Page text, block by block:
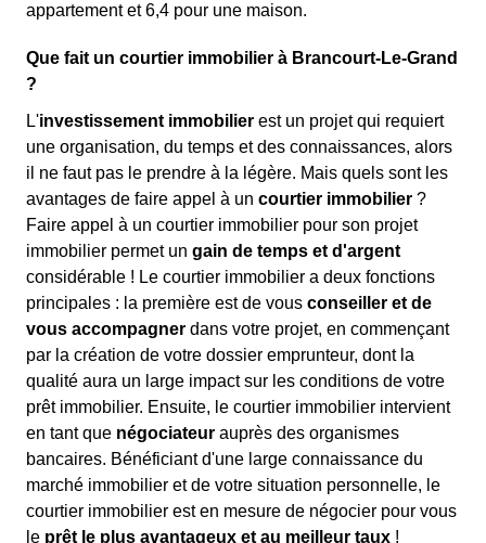
appartement et 6,4 pour une maison.
Que fait un courtier immobilier à Brancourt-Le-Grand
?
L'investissement immobilier est un projet qui requiert
une organisation, du temps et des connaissances, alors
il ne faut pas le prendre à la légère. Mais quels sont les
avantages de faire appel à un courtier immobilier ?
Faire appel à un courtier immobilier pour son projet
immobilier permet un gain de temps et d'argent
considérable ! Le courtier immobilier a deux fonctions
principales : la première est de vous conseiller et de
vous accompagner dans votre projet, en commençant
par la création de votre dossier emprunteur, dont la
qualité aura un large impact sur les conditions de votre
prêt immobilier. Ensuite, le courtier immobilier intervient
en tant que négociateur auprès des organismes
bancaires. Bénéficiant d'une large connaissance du
marché immobilier et de votre situation personnelle, le
courtier immobilier est en mesure de négocier pour vous
le prêt le plus avantageux et au meilleur taux !